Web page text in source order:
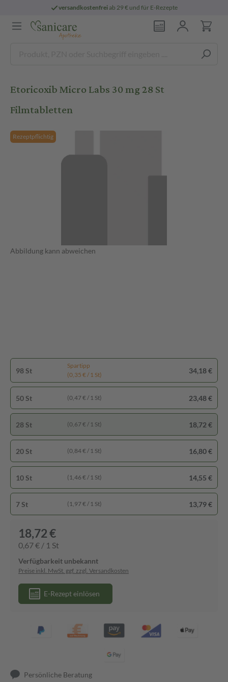
versandkostenfreiab 29 € und für E-Rezepte
Etoricoxib Micro Labs 30 mg 28 St
Filmtabletten
Rezeptpflichtig
Abbildung kann abweichen
98 St
Spartipp
(0,35 € / 1 St)
34,18 €
50 St (0,47 € / 1 St) 23,48 €
28 St (0,67 € / 1 St) 18,72 €
20 St (0,84 € / 1 St) 16,80 €
10 St (1,46 € / 1 St) 14,55 €
7 St (1,97 € / 1 St) 13,79 €
18,72 €
0,67 € / 1 St
Verfügbarkeit unbekannt
Preise inkl. MwSt. ggf. zzgl. Versandkosten
E-Rezept einlösen
Persönliche Beratung